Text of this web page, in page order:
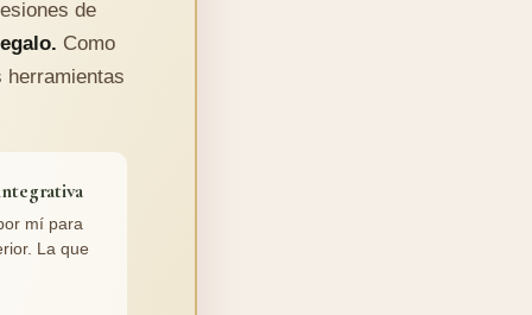
de
Como
herramientas
mí para
La que